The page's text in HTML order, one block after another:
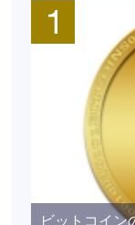
ビットコイン